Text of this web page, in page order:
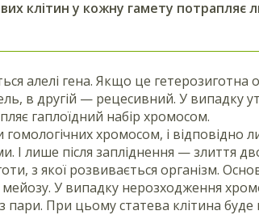
клітин у кожну гамету потрапляє
алелі гена. Якщо це гетерозиготна
в другій — рецесивний. У випадку
гаплоїдний набір хромосом.
хромосом, і відповідно
І лише після запліднення — злиття
з якої розвивається організм.
У випадку нерозходження
При цьому статева клітина буде